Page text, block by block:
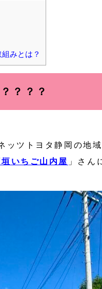
みとは？
？？？
ツトヨタ静岡の地
いちご山内屋 」さん